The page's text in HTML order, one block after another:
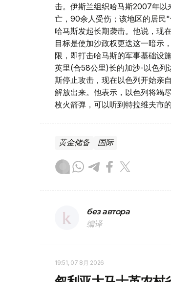
击。伊斯兰组织哈马斯2007年以
亡，90余人受伤；该地区的居民
哈马斯发起长期袭击。他说，现
目标是使加沙政权更迭这一暗示
限，即打击哈马斯的军事基础设
英里(合58公里)长的加沙-以色列
斯停止攻击，现在以色列开始亲
解放出来。他表示，以色列将竭
枚火箭弹，可以听到特拉维夫市
黄金储备 国际
без автора
编译
19:51, 07 8月 2026